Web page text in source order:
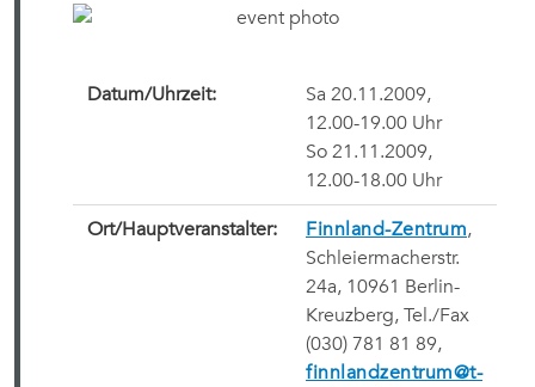
Datum/Uhrzeit:
Sa 20.11.2009,
12.00-19.00 Uhr
So 21.11.2009,
12.00-18.00 Uhr
Ort/Hauptveranstalter: Finnland-Zentrum,
Schleiermacherstr.
24a, 10961 Berlin-
Kreuzberg, Tel./Fax
(030) 781 81 89,
finnlandzentrum@t-